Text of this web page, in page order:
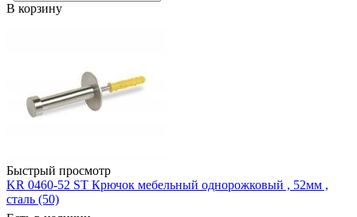
В корзину
Быстрый просмотр
KR 0460-52 ST Крючок мебельный однорожковый , 52мм ,
сталь (50)